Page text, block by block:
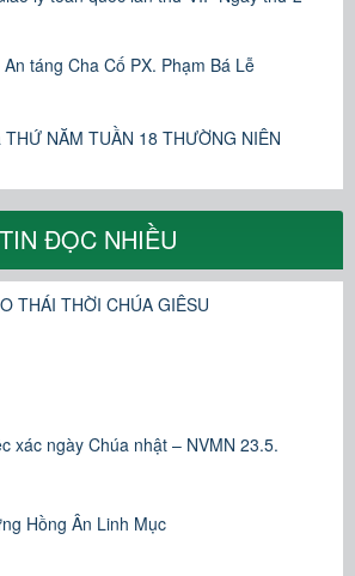
táng Cha Cố PX. Phạm Bá Lễ
THỨ NĂM TUẦN 18 THƯỜNG NIÊN
TIN ĐỌC NHIỀU
THÁI THỜI CHÚA GIÊSU
xác ngày Chúa nhật – NVMN 23.5.
Hồng Ân Linh Mục